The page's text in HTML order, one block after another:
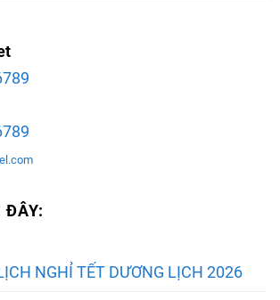
ĐÂY:
NGHỈ TẾT DƯƠNG LỊCH 2026